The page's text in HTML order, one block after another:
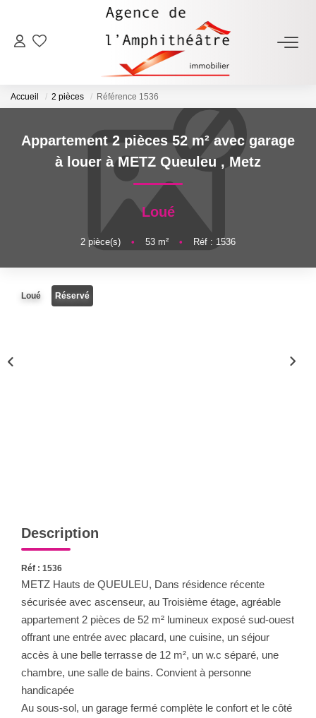
ACHETER
LOUER
ESTIMER
FAIRE GÉRER
NOTRE AGENCE
Accueil 2 pièces Référence 1536
Appartement 2 pièces 52 m² avec garage
à louer à METZ Queuleu, Metz
Loué
2 pièce(s) • 53 m² • Réf : 1536
Loué Réservé
Description
Réf : 1536
METZ Hauts de QUEULEU, Dans résidence récente
sécurisée avec ascenseur, au Troisième étage, agréable
appartement 2 pièces de 52 m² lumineux exposé sud-ouest
offrant une entrée avec placard, une cuisine, un séjour
accès à une belle terrasse de 12 m², un w.c séparé, une
chambre, une salle de bains. Convient à personne
handicapée
Au sous-sol, un garage fermé complète le confort et le côté